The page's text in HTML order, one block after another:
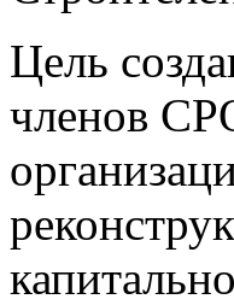
Цель
членов